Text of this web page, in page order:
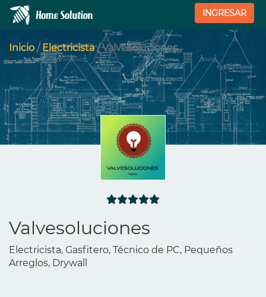
INGRESAR
Inicio / Electricista/ Valvesoluciones
Valvesoluciones
Electricista, Gasfitero, Técnico de PC, Pequeños
Arreglos, Drywall